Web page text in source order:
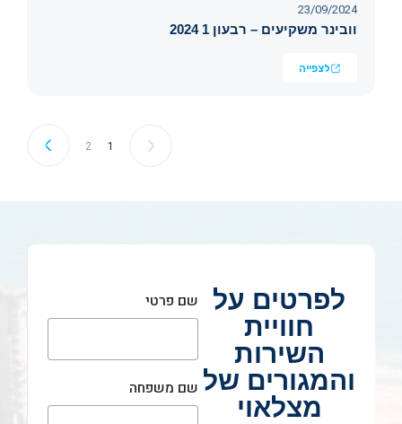
23/09/2024
וובינר משקיעים – רבעון 1 2024
לצפייה
1
2
לפרטים על
חוויית
השירות
והמגורים של
מצלאוי
שם פרטי
שם משפחה